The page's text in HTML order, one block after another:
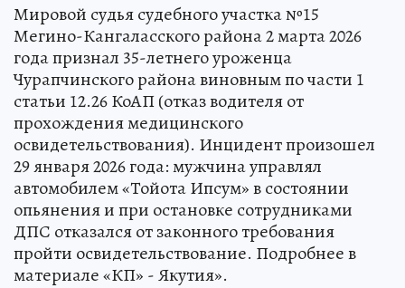
Мировой судья судебного участка №15
Мегино-Кангаласского района 2 марта 2026
года признал 35-летнего уроженца
Чурапчинского района виновным по части 1
статьи 12.26 КоАП (отказ водителя от
прохождения медицинского
освидетельствования). Инцидент произошел
29 января 2026 года: мужчина управлял
автомобилем «Тойота Ипсум» в состоянии
опьянения и при остановке сотрудниками
ДПС отказался от законного требования
пройти освидетельствование. Подробнее в
материале «КП» - Якутия».